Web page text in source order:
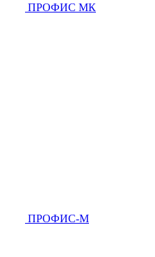
ПРОФИС МК
ПРОФИС-М